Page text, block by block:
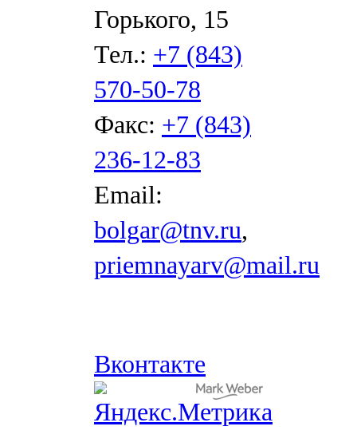
Горького, 15
Тел.: +7 (843)
570-50-78
Факс: +7 (843)
236-12-83
Email:
bolgar@tnv.ru,
priemnayarv@mail.ru
Вконтакте